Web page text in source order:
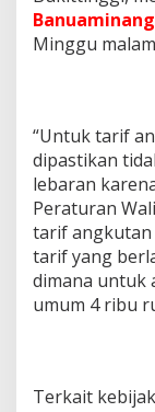
Minggu
“Untuk tarif
dipastikan
lebaran
Peraturan
tarif
tarif yang
dimana untuk
umum 4 ribu
Terkait